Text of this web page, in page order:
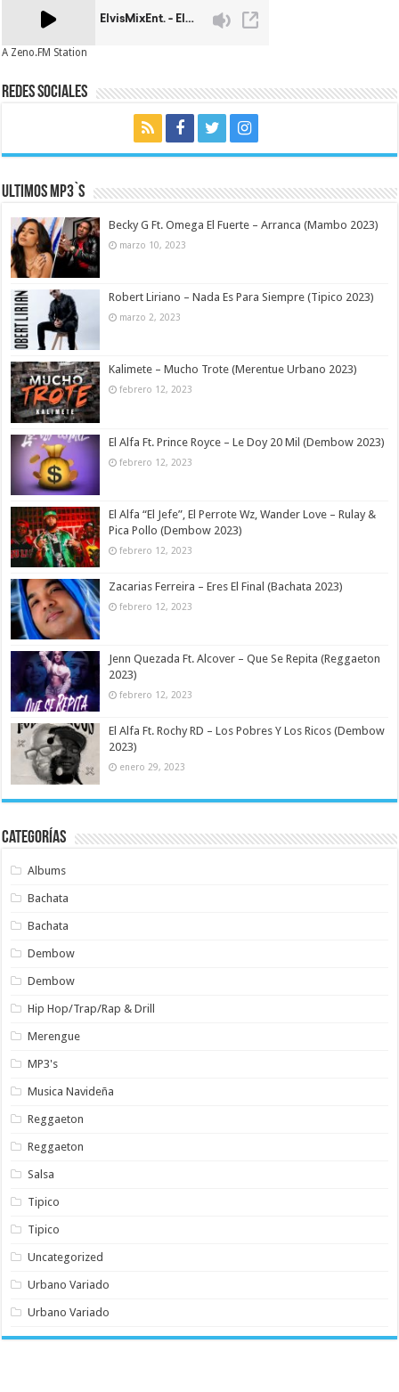
A Zeno.FM Station
Redes Sociales
Ultimos MP3`s
Becky G Ft. Omega El Fuerte – Arranca (Mambo 2023)
marzo 10, 2023
Robert Liriano – Nada Es Para Siempre (Tipico 2023)
marzo 2, 2023
Kalimete – Mucho Trote (Merentue Urbano 2023)
febrero 12, 2023
El Alfa Ft. Prince Royce – Le Doy 20 Mil (Dembow 2023)
febrero 12, 2023
El Alfa “El Jefe”, El Perrote Wz, Wander Love – Rulay &
Pica Pollo (Dembow 2023)
febrero 12, 2023
Zacarias Ferreira – Eres El Final (Bachata 2023)
febrero 12, 2023
Jenn Quezada Ft. Alcover – Que Se Repita (Reggaeton
2023)
febrero 12, 2023
El Alfa Ft. Rochy RD – Los Pobres Y Los Ricos (Dembow
2023)
enero 29, 2023
Categorías
Albums
Bachata
Bachata
Dembow
Dembow
Hip Hop/Trap/Rap & Drill
Merengue
MP3's
Musica Navideña
Reggaeton
Reggaeton
Salsa
Tipico
Tipico
Uncategorized
Urbano Variado
Urbano Variado